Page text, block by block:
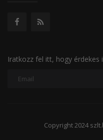
Iratkozz fel itt, hogy
Copyright 2024